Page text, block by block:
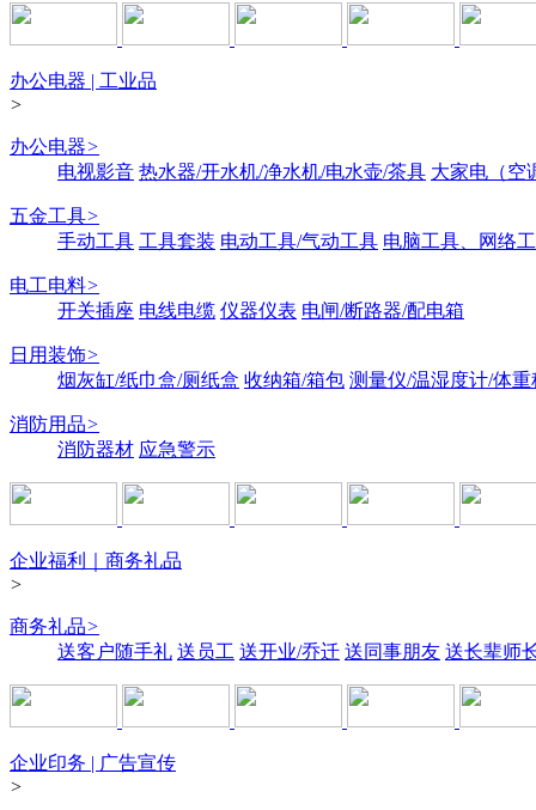
办公电器 | 工业品
>
办公电器>
电视影音 热水器/开水机/净水机/电水壶/茶具 大家电（空
五金工具>
手动工具 工具套装 电动工具/气动工具 电脑工具、网络
电工电料>
开关插座 电线电缆 仪器仪表 电闸/断路器/配电箱
日用装饰>
烟灰缸/纸巾盒/厕纸盒 收纳箱/箱包 测量仪/温湿度计/体重
消防用品>
消防器材 应急警示
企业福利｜商务礼品
>
商务礼品>
送客户随手礼 送员工 送开业/乔迁 送同事朋友 送长辈师
企业印务 | 广告宣传
>